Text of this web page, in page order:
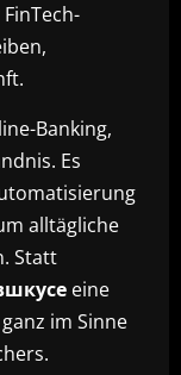
Banking,
Es
alltägliche
Statt
eine
im Sinne